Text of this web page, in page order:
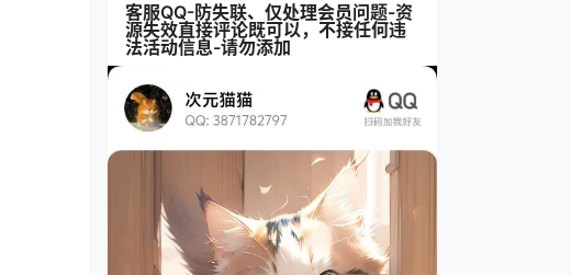
客服QQ-防失联、仅处理会员问题-资
源失效直接评论既可以，不接任何违
法活动信息-请勿添加